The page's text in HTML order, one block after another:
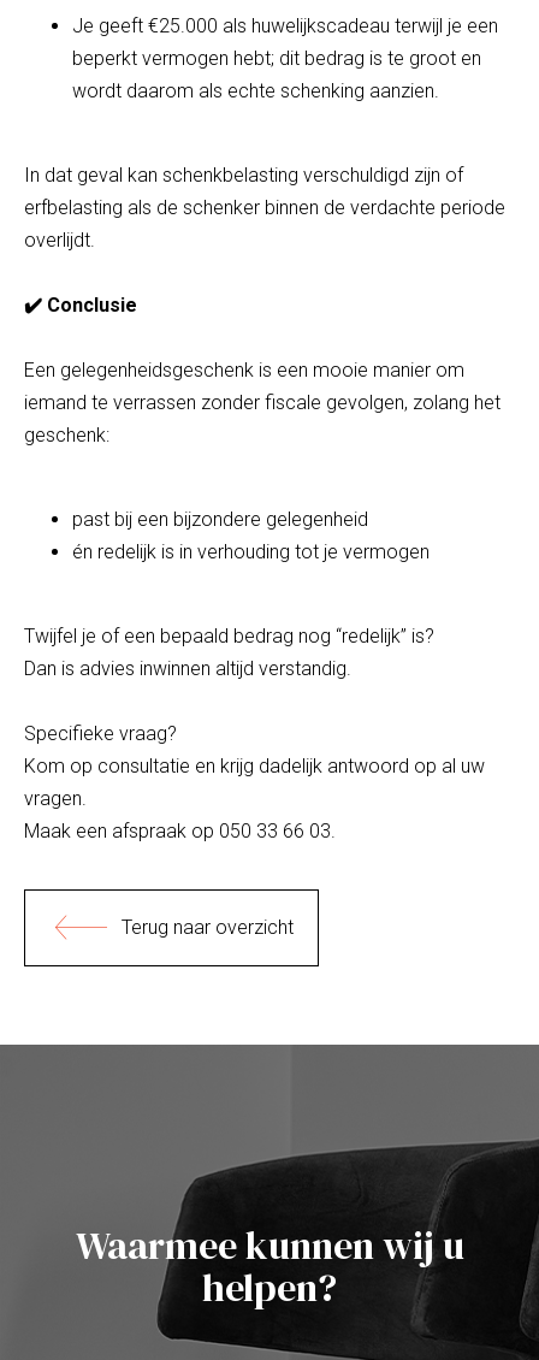
Je geeft €25.000 als huwelijkscadeau terwijl je een
beperkt vermogen hebt; dit bedrag is te groot en
wordt daarom als echte schenking aanzien.
In dat geval kan schenkbelasting verschuldigd zijn of
erfbelasting als de schenker binnen de verdachte periode
overlijdt.
✔️ Conclusie
Een gelegenheidsgeschenk is een mooie manier om
iemand te verrassen zonder fiscale gevolgen, zolang het
geschenk:
past bij een bijzondere gelegenheid
én redelijk is in verhouding tot je vermogen
Twijfel je of een bepaald bedrag nog “redelijk” is?
Dan is advies inwinnen altijd verstandig.
Specifieke vraag?
Kom op consultatie en krijg dadelijk antwoord op al uw
vragen.
Maak een afspraak op 050 33 66 03.
Terug naar overzicht
Waarmee kunnen wij u
helpen?